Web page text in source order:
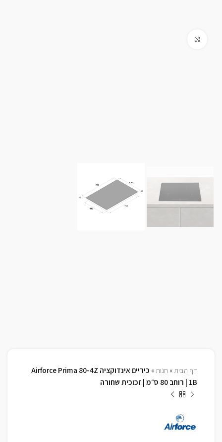
דף הבית » חנות »
כיריים אינדוקציה Airforce Prima 80-4Z
1B | רוחב 80 ס״מ | זכוכית שחורה